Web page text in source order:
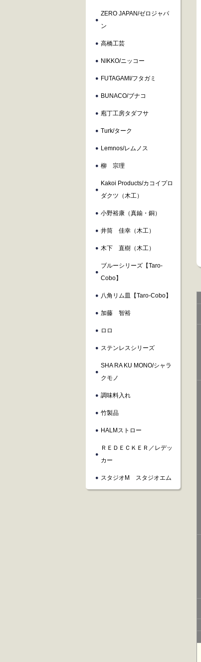
ZERO JAPAN/ゼロジャパ
ン
高橋工芸
NIKKO/ニッコー
FUTAGAMI/フタガミ
BUNACO/ブナコ
庖丁工房タダフサ
Turk/ターク
Lemnos/レムノス
柳 宗理
Kakoi Products/カコイプロ
ダクツ（木工）
小野裕康（真鍮・銅）
井筒 佳幸（木工）
木下 直樹（木工）
ブルーシリーズ【taro-
Cobo】
八角リム皿【taro-Cobo】
加藤 智裕
ロロ
ステンレスシリーズ
SHA RA KU MONO/シャラ
クモノ
調味料入れ
竹製品
HALMストロー
ＲＥＤＥＣＫＥＲ／レデッ
カー
スタジオM スタジオエム